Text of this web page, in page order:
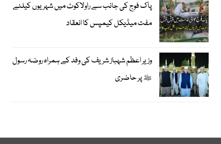
پاک فوج کی جانب سے راولاکوٹ میں شہریوں کیلئے
مفت میڈیکل کیمپس کا انعقاد
وزیر اعظم شہباز شریف کی وفد کے ہمراہ روضہ رسول
ﷺ پر حاضری